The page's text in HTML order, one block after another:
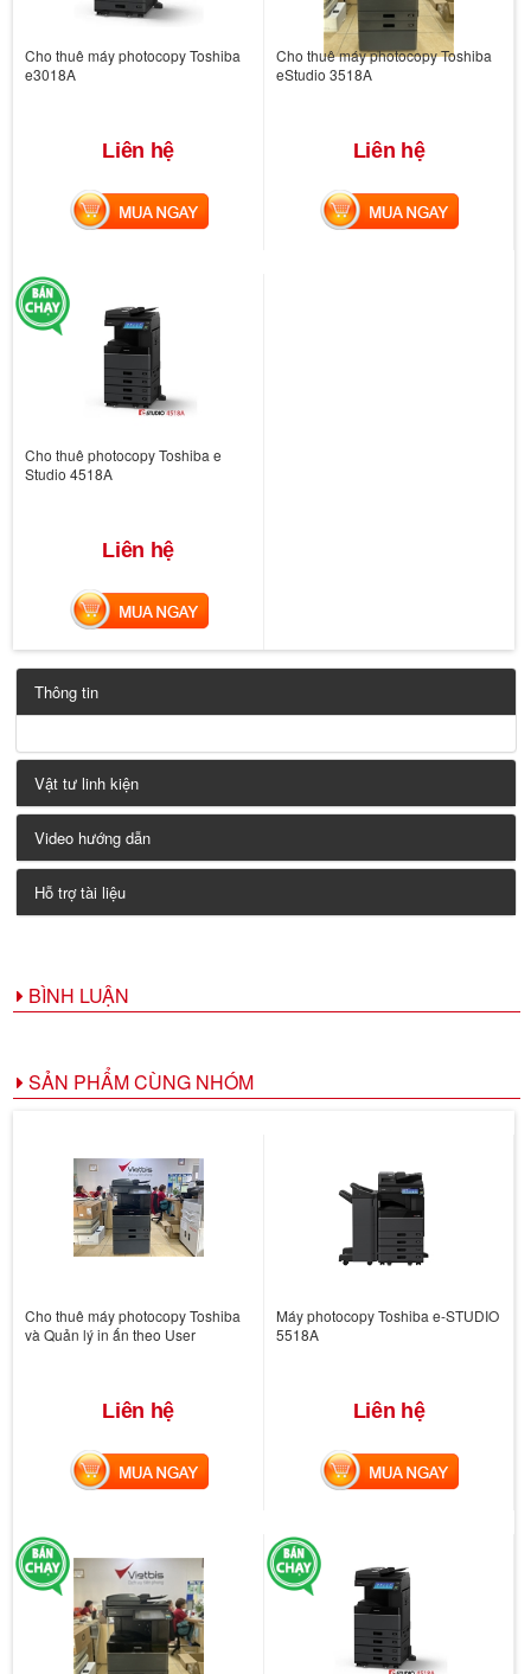
Cho thuê máy photocopy Toshiba
e3018A
Liên hệ
MUA NGAY
Cho thuê máy photocopy Toshiba
eStudio 3518A
Liên hệ
MUA NGAY
Cho thuê photocopy Toshiba e
Studio 4518A
Liên hệ
MUA NGAY
Thông tin
Vật tư linh kiện
Video hướng dẫn
Hỗ trợ tài liệu
BÌNH LUẬN
SẢN PHẨM CÙNG NHÓM
Cho thuê máy photocopy Toshiba
và Quản lý in ấn theo User
Liên hệ
MUA NGAY
Máy photocopy Toshiba e-STUDIO
5518A
Liên hệ
MUA NGAY